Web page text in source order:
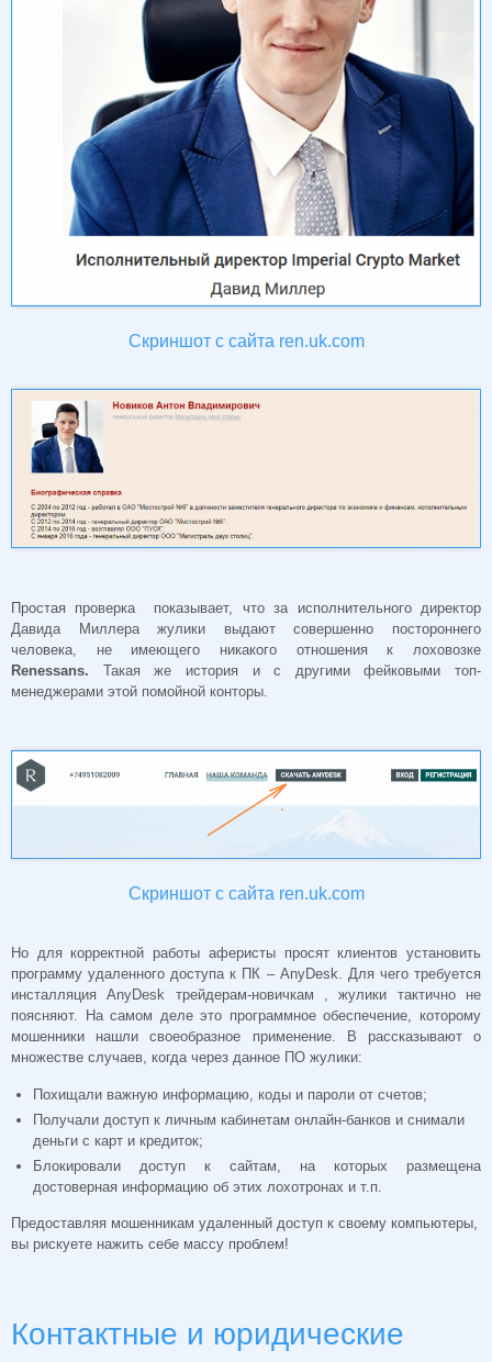
Скриншот с сайта ren.uk.com
Простая проверка показывает, что за исполнительного директор
Давида Миллера жулики выдают совершенно постороннего
человека, не имеющего никакого отношения к лоховозке
Renessans. Такая же история и с другими фейковыми топ-
менеджерами этой помойной конторы.
Скриншот с сайта ren.uk.com
Но для корректной работы аферисты просят клиентов установить
программу удаленного доступа к ПК – AnyDesk. Для чего требуется
инсталляция AnyDesk трейдерам-новичкам , жулики тактично не
поясняют. На самом деле это программное обеспечение, которому
мошенники нашли своеобразное применение. В рассказывают о
множестве случаев, когда через данное ПО жулики:
Похищали важную информацию, коды и пароли от счетов;
Получали доступ к личным кабинетам онлайн-банков и снимали
деньги с карт и кредиток;
Блокировали доступ к сайтам, на которых размещена
достоверная информацию об этих лохотронах и т.п.
Предоставляя мошенникам удаленный доступ к своему компьютеры,
вы рискуете нажить себе массу проблем!
Контактные и юридические